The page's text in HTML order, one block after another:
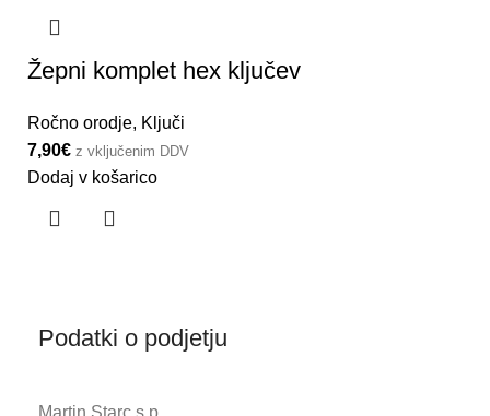
Žepni komplet hex ključev
Ročno orodje, Ključi
7,90€ z vključenim DDV
Dodaj v košarico
Podatki o podjetju
Martin Starc s.p.